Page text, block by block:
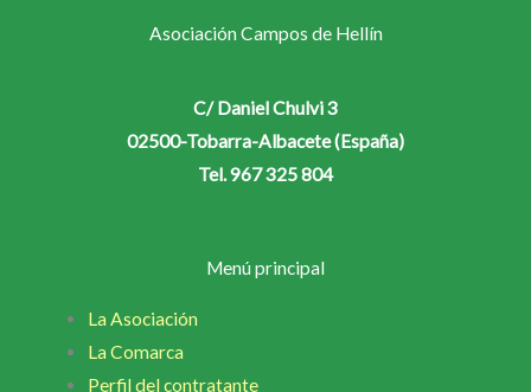
Asociación Campos de Hellín
C/ Daniel Chulvi 3
02500-Tobarra-Albacete (España)
Tel. 967 325 804
Menú principal
La Asociación
La Comarca
Perfil del contratante